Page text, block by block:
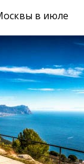
в июле